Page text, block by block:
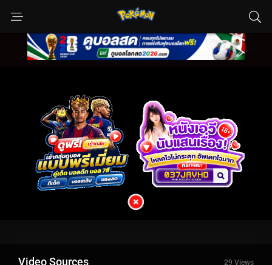
Video Sources 29 Views